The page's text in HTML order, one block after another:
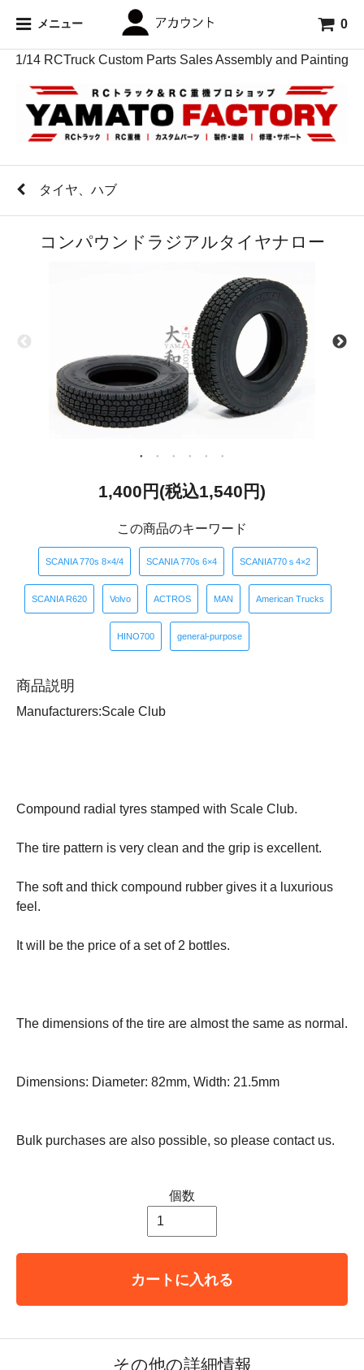
メニュー 0
1/14 RCTruck Custom Parts Sales Assembly and Painting
タイヤ、ハブ
コンパウンドラジアルタイヤナロー
1,400円(税込1,540円)
この商品のキーワード
SCANIA 770s 8×4/4 SCANIA 770s 6×4 SCANIA770ｓ4×2
SCANIA R620 Volvo ACTROS MAN American Trucks
HINO700 general-purpose
商品説明
Manufacturers:Scale Club
Compound radial tyres stamped with Scale Club.
The tire pattern is very clean and the grip is excellent.
The soft and thick compound rubber gives it a luxurious
feel.
It will be the price of a set of 2 bottles.
The dimensions of the tire are almost the same as normal.
Dimensions: Diameter: 82mm, Width: 21.5mm
Bulk purchases are also possible, so please contact us.
個数
カートに入れる
その他の詳細情報